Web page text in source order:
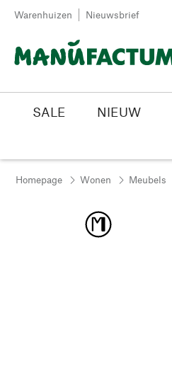
Passer au contenu
Warenhuizen Nieuwsbrief
SALE NIEUW
Homepage Wonen Meubels